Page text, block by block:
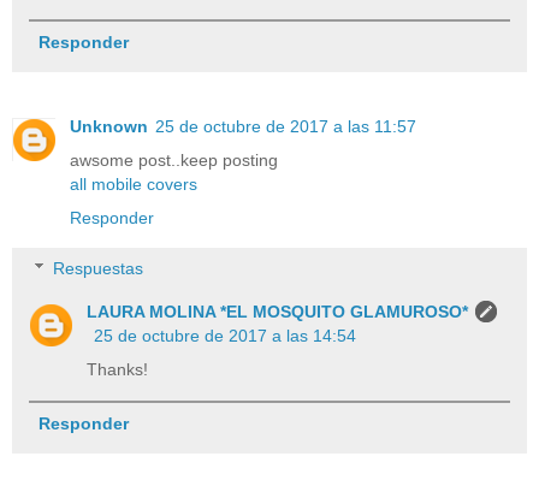
Responder
Unknown 25 de octubre de 2017 a las 11:57
awsome post..keep posting
all mobile covers
Responder
Respuestas
LAURA MOLINA *EL MOSQUITO GLAMUROSO*
25 de octubre de 2017 a las 14:54
Thanks!
Responder